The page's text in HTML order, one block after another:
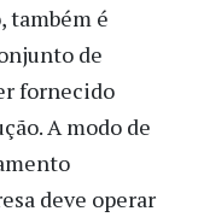
também é
de
fornecido
A modo de
deve operar